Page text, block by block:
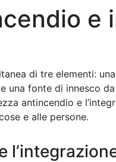
di tre elementi:
una fonte di innesco
antincendio e
e alle persone.